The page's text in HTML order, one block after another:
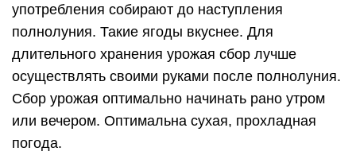
употребления собирают до наступления
полнолуния. Такие ягоды вкуснее. Для
длительного хранения урожая сбор лучше
осуществлять своими руками после полнолуния.
Сбор урожая оптимально начинать рано утром
или вечером. Оптимальна сухая, прохладная
погода.